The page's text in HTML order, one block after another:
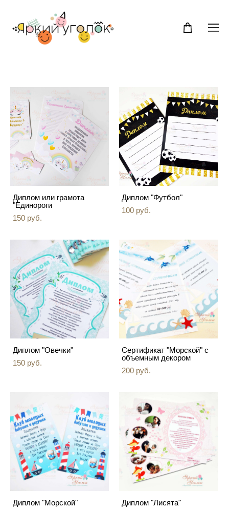
Диплом или грамота
"Единороги
150 pуб.
Диплом "Футбол"
100 pуб.
Диплом "Овечки"
150 pуб.
Сертификат "Морской" с
объемным декором
200 pуб.
Диплом "Морской"
Диплом "Лисята"